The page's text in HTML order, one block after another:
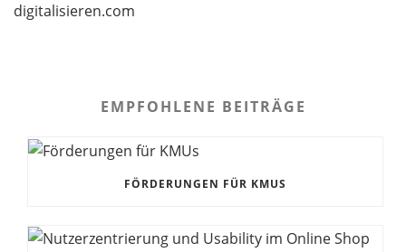
digitalisieren.com
EMPFOHLENE BEITRÄGE
FÖRDERUNGEN FÜR KMUS